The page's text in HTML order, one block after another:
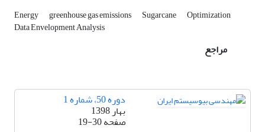
Energy greenhouse gas emissions Sugarcane Optimization
Data Envelopment Analysis
مراجع
دوره 50، شماره 1
بهار 1398
صفحه19-30